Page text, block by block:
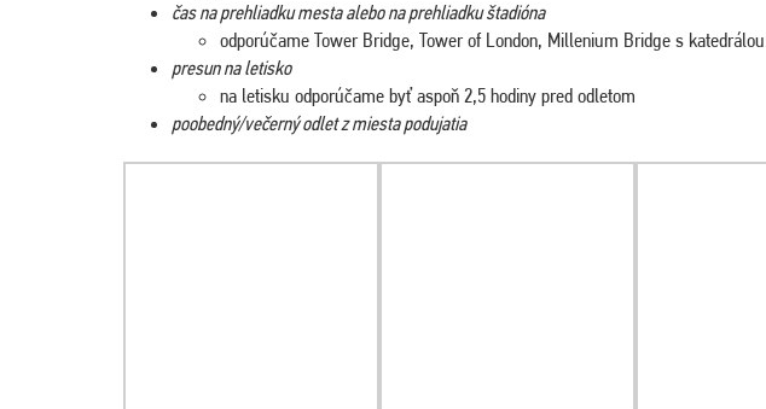
čas na prehliadku mesta alebo na prehliadku štadióna
odporúčame Tower Bridge, Tower of London, Millenium Bridge s
presun na letisko
na letisku odporúčame byť aspoň 2,5 hodiny pred odletom
poobedný/večerný odlet z miesta podujatia